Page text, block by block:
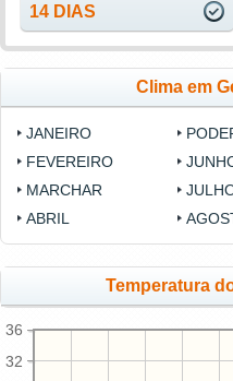
14 DIAS
Clima em
JANEIRO
FEVEREIRO
MARCHAR
ABRIL
Temperatura
32
36